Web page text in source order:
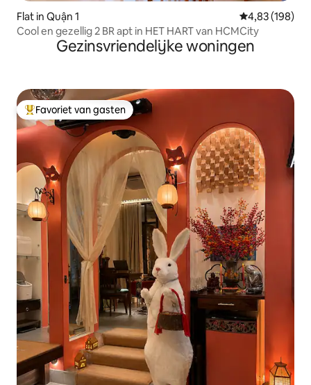
Flat in Quận 1 Gemiddelde
4,83 (198)
Cool en gezellig 2 BR apt in HET HART van HCMCity
Gezinsvriendelijke woningen
Topfavoriet van gasten
Favoriet van gasten